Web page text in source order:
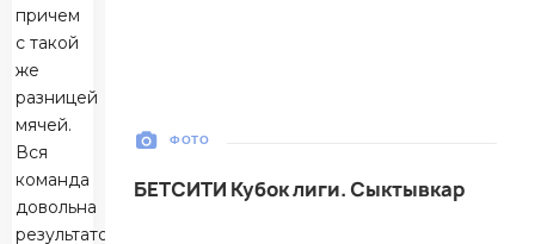
причем
с такой
же
разницей
мячей.
Вся
команда
довольна
результатом.
БЕТСИТИ Суперлига, Финал
ФОТО
БЕТСИТИ Кубок лиги. Сыктывкар